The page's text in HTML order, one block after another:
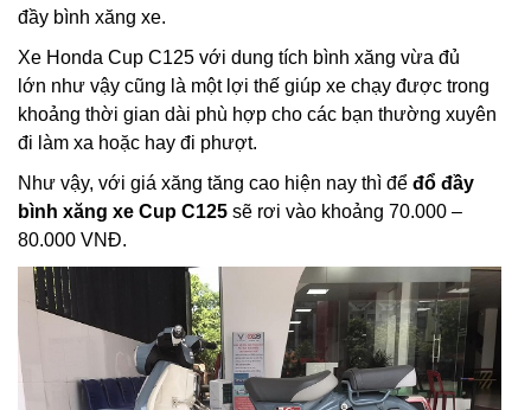
đầy bình xăng xe.
Xe Honda Cup C125 với dung tích bình xăng vừa đủ
lớn như vậy cũng là một lợi thế giúp xe chạy được trong
khoảng thời gian dài phù hợp cho các bạn thường xuyên
đi làm xa hoặc hay đi phượt.
Như vậy, với giá xăng tăng cao hiện nay thì để đổ đầy
bình xăng xe Cup C125 sẽ rơi vào khoảng 70.000 –
80.000 VNĐ.